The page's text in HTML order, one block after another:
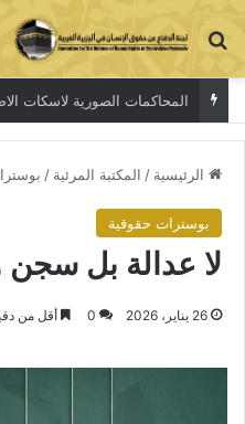
بحث عن
المحاكمات الصورية لاسكات
الرئيسية / المكتبة المرئية /
بوسترات حقوقية
لا عدالة بل سجن
26 يناير، 2026 0 أقل من